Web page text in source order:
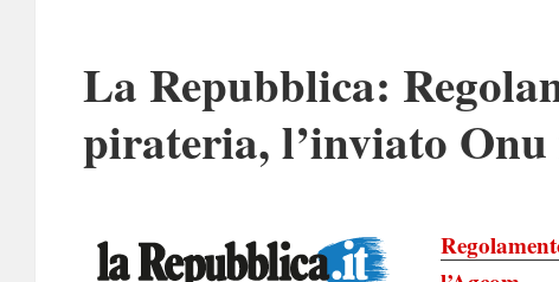
La Repubblica:
pirateria, l’inviato Onu